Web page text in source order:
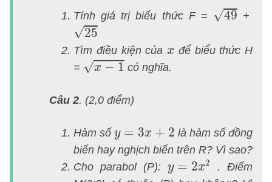
Tính giá trị biểu thức F = √49
49
+
√25
25
Tìm điều kiện của x
x để biểu thức H
= √x − 1
−1
có nghĩa.
Câu 2. (2,0 điểm)
Hàm sốy = 3x + 2
y x+2
là hàm số đồng
biến hay nghịch biến trên R? Vì sao?
Cho parabol (P): y = 2x2
x2
. Điểm